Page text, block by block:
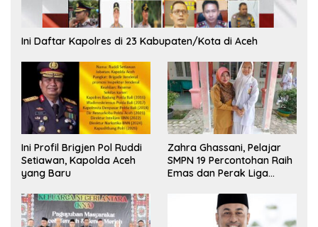
Ini Daftar Kapolres di 23 Kabupaten/Kota di Aceh
Ini Profil Brigjen Pol Ruddi
Setiawan, Kapolda Aceh
yang Baru
Zahra Ghassani, Pelajar
SMPN 19 Percontohan Raih
Emas dan Perak Liga